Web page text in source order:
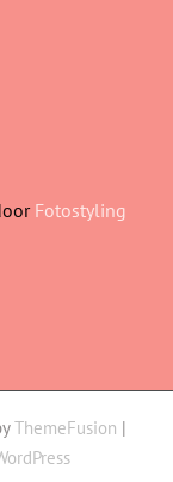
Fotostyling
ThemeFusion |